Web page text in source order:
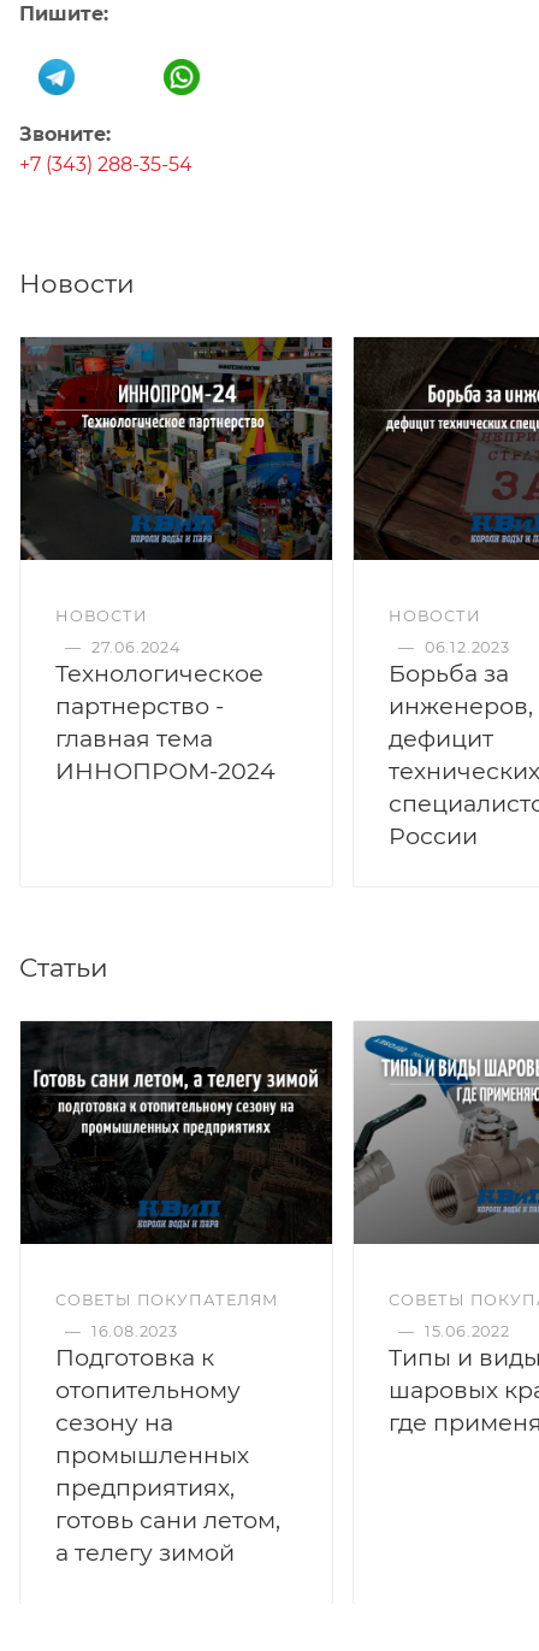
Пишите:
Звоните:
+7 (343) 288-35-54
Новости
НОВОСТИ
— 27.06.2024
Технологическое
партнерство -
главная тема
ИННОПРОМ-2024
НОВОСТИ
— 06.12.2023
Борьба за
инженеров,
дефицит
технических
России
Статьи
СОВЕТЫ ПОКУПАТЕЛЯМ
— 16.08.2023
Подготовка к
отопительному
сезону на
промышленных
предприятиях,
готовь сани летом,
а телегу зимой
СОВЕТЫ
— 15.06.2022
Типы и
шаровых
где